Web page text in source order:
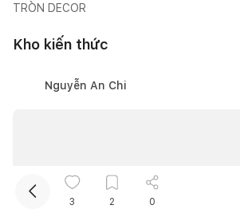
TRÒN DECOR
Kho kiến thức
Nguyễn An Chi
3 2 0